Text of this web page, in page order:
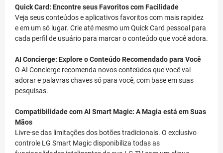
Quick Card: Encontre seus Favoritos com Facilidade
Veja seus conteúdos e aplicativos favoritos com mais rapidez
e em um só lugar. Crie até mesmo um Quick Card pessoal para
cada perfil de usuário para marcar o conteúdo que você adora.
AI Concierge: Explore o Conteúdo Recomendado para Você
O AI Concierge recomenda novos conteúdos que você vai
adorar e palavras chaves só para você, com base em suas
pesquisas.
Compatibilidade com AI Smart Magic: A Magia está em Suas
Mãos
Livre-se das limitações dos botões tradicionais. O exclusivo
controle LG Smart Magic disponibiliza todas as